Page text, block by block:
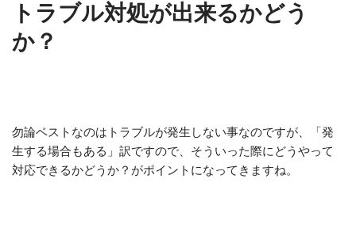
トラブル対処が出来るかどう
か？
勿論ベストなのはトラブルが発生しない事なのですが、「発
生する場合もある」訳ですので、そういった際にどうやって
対応できるかどうか？がポイントになってきますね。